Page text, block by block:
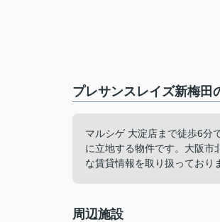
プレサンスレイズ新梅田
マルシゲ 大淀店まで徒歩6分
に立地する物件です。大阪市
な賃貸情報を取り扱っており
周辺施設